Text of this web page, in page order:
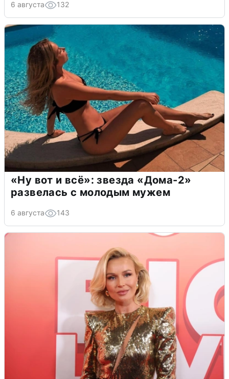
6 августа 132
«Ну вот и всё»: звезда «Дома-2»
развелась с молодым мужем
6 августа 143